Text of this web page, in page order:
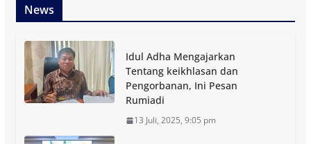
News
Idul Adha Mengajarkan
Tentang keikhlasan dan
Pengorbanan, Ini Pesan
Rumiadi
13 Juli, 2025, 9:05 pm